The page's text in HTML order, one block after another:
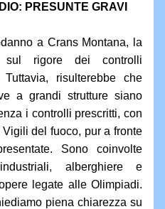
PRESUNTE GRAVI
a Crans Montana, la
sul rigore dei controlli
risulterebbe che
a grandi strutture siano
i controlli prescritti, con
Vigili del fuoco, pur a fronte
Sono coinvolte
alberghiere e
legate alle Olimpiadi.
piena chiarezza su